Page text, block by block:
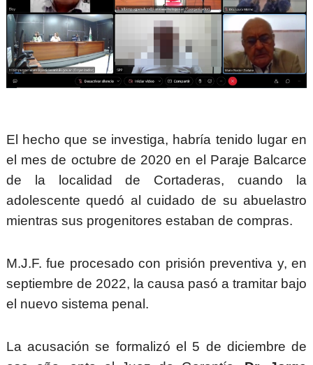
El hecho que se investiga, habría tenido lugar en
el mes de octubre de 2020 en el Paraje Balcarce
de la localidad de Cortaderas, cuando la
adolescente quedó al cuidado de su abuelastro
mientras sus progenitores estaban de compras.
M.J.F. fue procesado con prisión preventiva y, en
septiembre de 2022, la causa pasó a tramitar bajo
el nuevo sistema penal.
La acusación se formalizó el 5 de diciembre de